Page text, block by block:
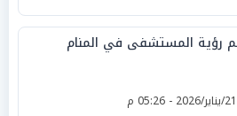
رؤية المستشفى في المنام